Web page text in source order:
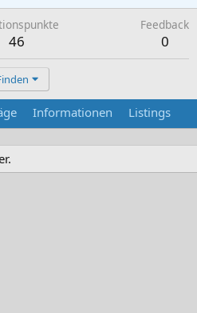
46
Feedback
0
Informationen Listings